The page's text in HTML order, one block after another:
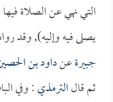
التي نهي عن الصلاة
يصلى فيه وإليه), وقد
جبيرةعنداود بن
ثم قالالترمذي: وفي